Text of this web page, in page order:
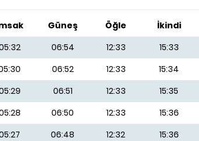
Güneş Öğle İkindi
06:54 12:33 15:33
06:52 12:33 15:34
06:51 12:33 15:35
06:50 12:33 15:36
06:48 12:32 15:36